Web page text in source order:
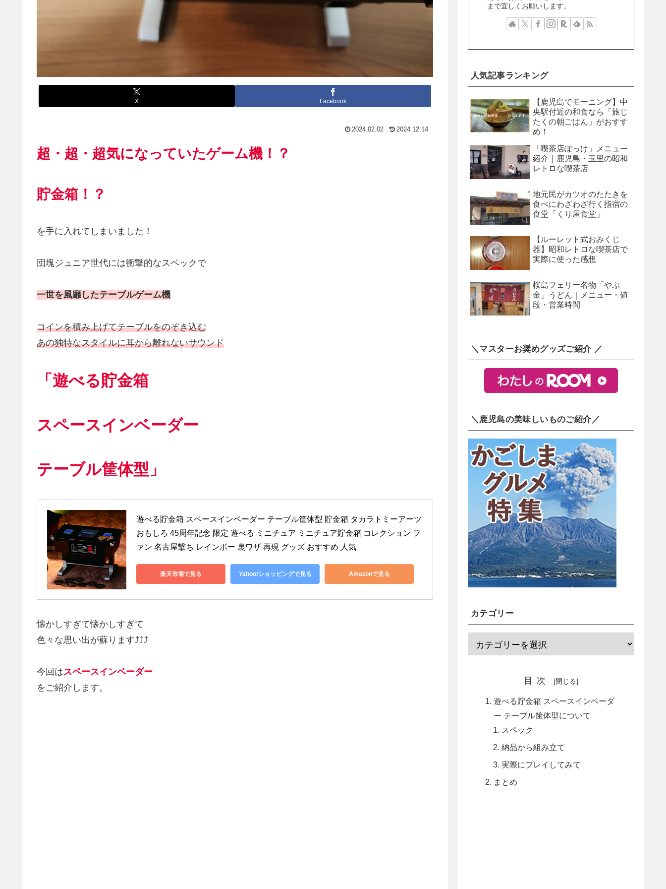
X Facebook
2024.02.02 2024.12.14
超・超・超気になっていたゲーム機！？
貯金箱！？
を手に入れてしまいました！
団塊ジュニア世代には衝撃的なスペックで
一世を風靡したテーブルゲーム機
コインを積み上げてテーブルをのぞき込む
あの独特なスタイルに耳から離れないサウンド
「遊べる貯金箱
スペースインベーダー
テーブル筐体型」
遊べる貯金箱 スペースインベーダー テーブル筐体型 貯金箱 タカラトミーアーツ
おもしろ 45周年記念 限定 遊べる ミニチュア ミニチュア貯金箱 コレクション フ
ァン 名古屋撃ち レインボー 裏ワザ 再現 グッズ おすすめ 人気
楽天市場で見る Yahoo!ショッピングで見る Amazonで見る
懐かしすぎて懐かしすぎて
色々な思い出が蘇ります⤴⤴⤴
今回はスペースインベーダー
をご紹介します。
まで宜しくお願いします。
人気記事ランキング
【鹿児島でモーニング】中
央駅付近の和食なら「旅じ
たくの朝ごはん」がおすす
め！
「喫茶店ぽっけ」メニュー
紹介｜鹿児島・玉里の昭和
レトロな喫茶店
地元民がカツオのたたきを
食べにわざわざ行く指宿の
食堂「くり屋食堂」
【ルーレット式おみくじ
器】昭和レトロな喫茶店で
実際に使った感想
桜島フェリー名物「やぶ
金」うどん｜メニュー・値
段・営業時間
＼マスターお奨めグッズご紹介 ／
＼鹿児島の美味しいものご紹介／
カテゴリー
目次
遊べる貯金箱 スペースインベーダ
ー テーブル筐体型について
スペック
納品から組み立て
実際にプレイしてみて
まとめ